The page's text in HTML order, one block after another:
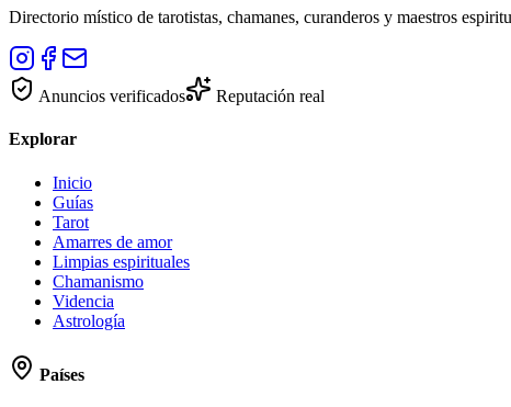
Directorio místico de tarotistas, chamanes, curanderos y maestros
Anuncios verificados Reputación real
Explorar
Inicio
Guías
Tarot
Amarres de amor
Limpias espirituales
Chamanismo
Videncia
Astrología
Países